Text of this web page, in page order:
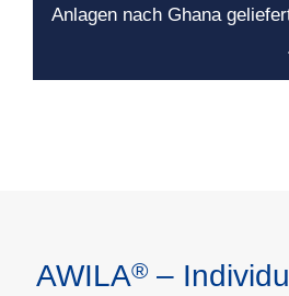
Anlagen nach Ghana
AWILA® –